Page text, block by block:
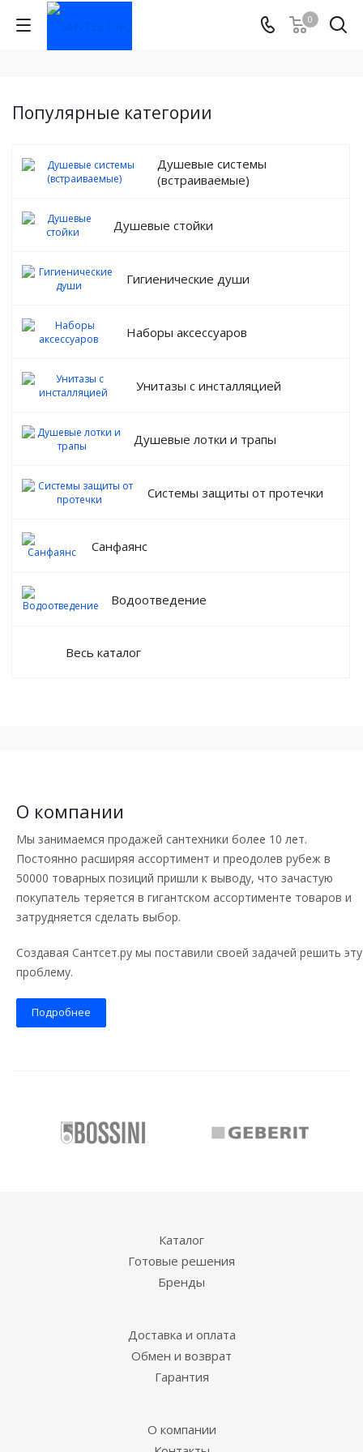
0
Популярные категории
Душевые системы
(встраиваемые)
Душевые стойки
Гигиенические души
Наборы аксессуаров
Унитазы с инсталляцией
Душевые лотки и трапы
Системы защиты от протечки
Санфаянс
Водоотведение
Весь каталог
О компании
Мы занимаемся продажей сантехники более 10 лет.
Постоянно расширяя ассортимент и преодолев рубеж в
50000 товарных позиций пришли к выводу, что зачастую
покупатель теряется в гигантском ассортименте товаров и
затрудняется сделать выбор.
Создавая Сантсет.ру мы поставили своей задачей решить эту
проблему.
Подробнее
Каталог
Готовые решения
Бренды
Доставка и оплата
Обмен и возврат
Гарантия
О компании